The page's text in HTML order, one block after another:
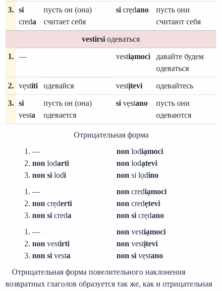
3.
si
creda
пусть он (она)
считает себя
si crẹdano
пусть они
считают себя
vestirsi одеваться
1. — vestiạmoci
давайте будем
одеваться
2. vẹstiti одевайся vestịtevi одевайтесь
3.
si
vesta
пусть он (она)
одевается
si vẹstano
пусть они
одеваются
Отрицательная форма
1. —
2. non lodarti
3. non silodi
non lodiạmoci
non lodạtevi
non si lọdino
1. —
2. non crẹderti
3. non sicreda
non crediạmoci
non credẹtevi
non si crẹdano
1. —
2. non vestirti
3. non sivesta
non vestiạmoci
non vestịtevi
non si vẹstano
Отрицательная форма повелительного наклонения
возвратных глаголов образуется так же, как и отрицательная